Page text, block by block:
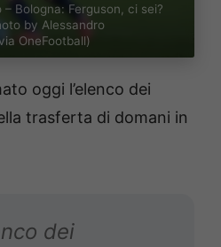
Bologna: Ferguson, ci sei?
by Alessandro
OneFootball)
oggi l’elenco dei
trasferta di domani in
dei